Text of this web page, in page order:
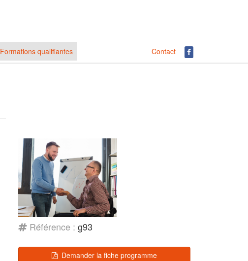
Contact
Formations qualifiantes
Référence : g93
Demander la fiche programme